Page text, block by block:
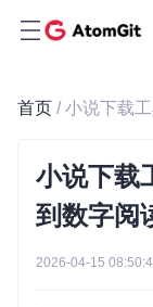
首页
小说下载
到数字阅
2026-04-15